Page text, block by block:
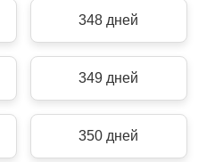
348 дней
349 дней
350 дней